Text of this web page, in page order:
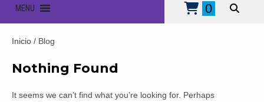
MENU 0
Inicio / Blog
Nothing Found
It seems we can’t find what you’re looking for. Perhaps